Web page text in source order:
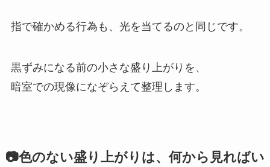
指で確かめる行為も、光を当てるのと同じです。
黒ずみになる前の小さな盛り上がりを、
暗室での現像になぞらえて整理します。
📷色のない盛り上がりは、何から見ればい